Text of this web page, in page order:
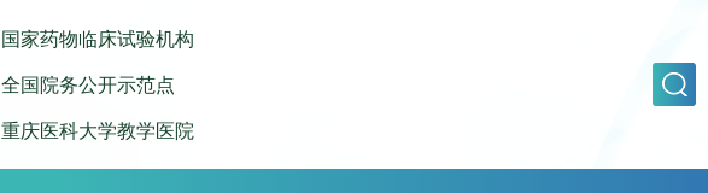
国家药物临床试验机构
全国院务公开示范点
重庆医科大学教学医院